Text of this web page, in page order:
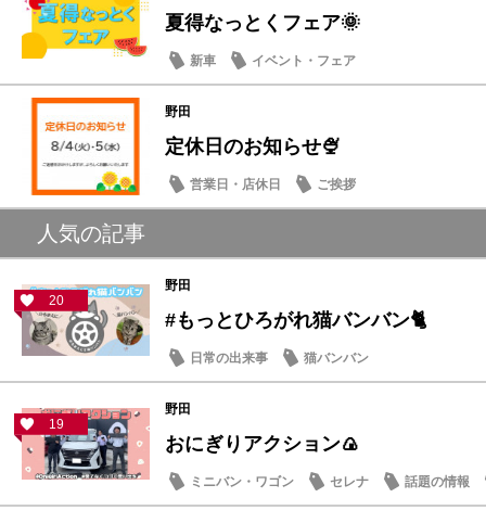
夏得なっとくフェア🌞
新車 イベント・フェア
野田
定休日のお知らせ🍨
営業日・店休日 ご挨拶
人気の記事
20
野田
#もっとひろがれ猫バンバン🐈
日常の出来事 猫バンバン
19
野田
おにぎりアクション🍙
ミニバン・ワゴン セレナ 話題の情報